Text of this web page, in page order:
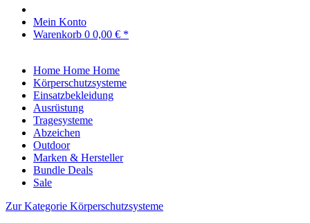
Mein Konto
Warenkorb 0 0,00 € *
Home Home Home
Körperschutzsysteme
Einsatzbekleidung
Ausrüstung
Tragesysteme
Abzeichen
Outdoor
Marken & Hersteller
Bundle Deals
Sale
Zur Kategorie Körperschutzsysteme